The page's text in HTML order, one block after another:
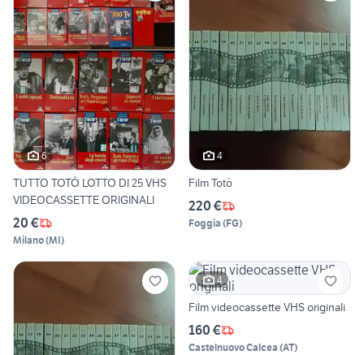
6
TUTTO TOTÒ LOTTO DI 25 VHS
VIDEOCASSETTE ORIGINALI
20 €
Milano(MI)
4
Film Totò
220 €
Foggia (FG)
4
Film videocassette VHS originali
160 €
Castelnuovo Calcea (AT)